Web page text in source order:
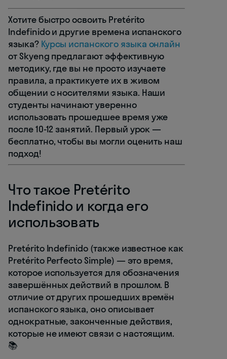
Хотите быстро освоить Pretérito
Indefinido и другие времена испанского
языка? Курсы испанского языка онлайн
от Skyeng предлагают эффективную
методику, где вы не просто изучаете
правила, а практикуете их в живом
общении с носителями языка. Наши
студенты начинают уверенно
использовать прошедшее время уже
после 10-12 занятий. Первый урок —
бесплатно, чтобы вы могли оценить наш
подход!
Что такое Pretérito
Indefinido и когда его
использовать
Pretérito Indefinido (также известное как
Pretérito Perfecto Simple) — это время,
которое используется для обозначения
завершённых действий в прошлом. В
отличие от других прошедших времён
испанского языка, оно описывает
однократные, законченные действия,
которые не имеют связи с настоящим.
📚